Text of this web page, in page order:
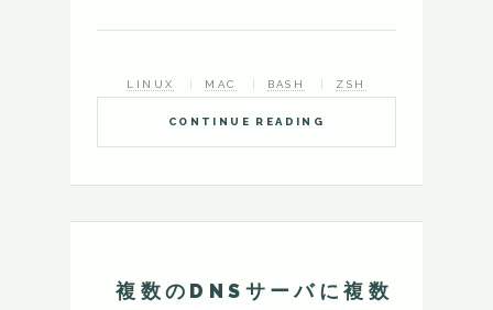
CONTINUE READING
LINUX MAC BASH ZSH
複数のDNSサーバに複数